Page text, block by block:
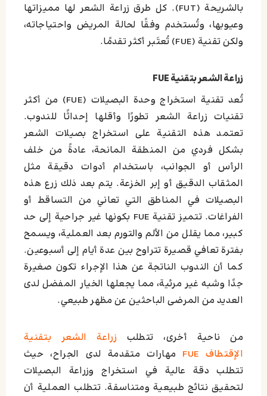
بالشريحة (FUT). كل طرق زراعة الشعر لها مميزاتها
وعيوبها، وتُستخدم وفقًا لحالة المريض واحتياجاته،
ولكن تقنية (FUE) تُعتَبر أكثر تقدمًا.
زراعة الشعر بتقنية FUE
تُعد تقنية استخراج وحدة البصيلات (FUE) من أكثر
تقنيات زراعة الشعر تطورًا وأقلها إحداثًا للندوب.
تعتمد هذه التقنية على استخراج بصيلات الشعر
بشكل فردي من المنطقة المانحة، عادةً من خلف
الرأس أو الجوانب، باستخدام أدوات دقيقة مثل
المثقاب الدقيق أو إبر الخزعة. يتم بعد ذلك زرع هذه
البصيلات في المناطق التي تعاني من التساقط أو
الفراغات. تتميز تقنية FUE بكونها غير جراحية إلى حد
كبير، مما يقلل من الألم والتورم بعد العملية، ويسمح
بفترة تعافي قصيرة تتراوح بين عدة أيام إلى أسبوعين.
كما أن الندوب الناتجة عن هذا الإجراء تكون صغيرة
جدًا وشبه غير مرئية، مما يجعلها الخيار المفضل لدى
العديد من المرضى الباحثين عن مظهر طبيعي.
من ناحية أخرى، تتطلب زراعة الشعر بتقنية
الإقتطاف FUE
مهارات متقدمة لدى الجراح، حيث
تتطلب دقة عالية في استخراج وزراعة البصيلات
لتحقيق نتائج طبيعية ومتناسقة. تتطلب العملية أن